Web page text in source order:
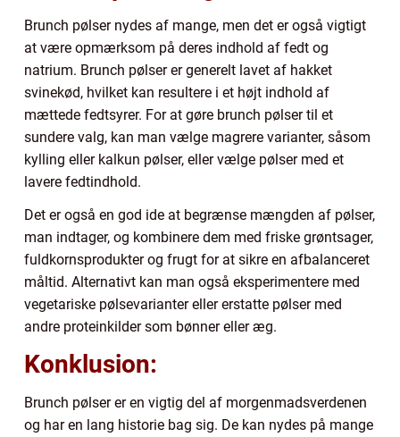
Brunch pølser nydes af mange, men det er også vigtigt
at være opmærksom på deres indhold af fedt og
natrium. Brunch pølser er generelt lavet af hakket
svinekød, hvilket kan resultere i et højt indhold af
mættede fedtsyrer. For at gøre brunch pølser til et
sundere valg, kan man vælge magrere varianter, såsom
kylling eller kalkun pølser, eller vælge pølser med et
lavere fedtindhold.
Det er også en god ide at begrænse mængden af pølser,
man indtager, og kombinere dem med friske grøntsager,
fuldkornsprodukter og frugt for at sikre en afbalanceret
måltid. Alternativt kan man også eksperimentere med
vegetariske pølsevarianter eller erstatte pølser med
andre proteinkilder som bønner eller æg.
Konklusion:
Brunch pølser er en vigtig del af morgenmadsverdenen
og har en lang historie bag sig. De kan nydes på mange